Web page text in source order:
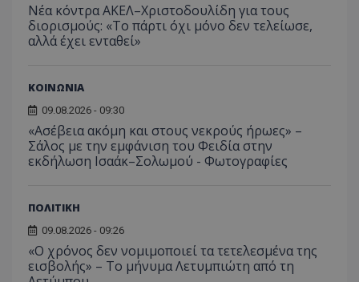
Νέα κόντρα ΑΚΕΛ–Χριστοδουλίδη για τους
διορισμούς: «Το πάρτι όχι μόνο δεν τελείωσε,
αλλά έχει ενταθεί»
ΚΟΙΝΩΝΙΑ
09.08.2026 - 09:30
«Ασέβεια ακόμη και στους νεκρούς ήρωες» –
Σάλος με την εμφάνιση του Φειδία στην
εκδήλωση Ισαάκ–Σολωμού - Φωτογραφίες
ΠΟΛΙΤΙΚΗ
09.08.2026 - 09:26
«Ο χρόνος δεν νομιμοποιεί τα τετελεσμένα της
εισβολής» – Το μήνυμα Λετυμπιώτη από τη